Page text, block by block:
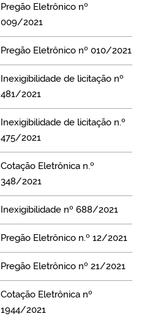
Pregão Eletrônico nº
009/2021
Pregão Eletrônico nº 010/2021
Inexigibilidade de licitação nº
481/2021
Inexigibilidade de licitação n.º
475/2021
Cotação Eletrônica n.º
348/2021
Inexigibilidade nº 688/2021
Pregão Eletrônico n.º 12/2021
Pregão Eletrônico nº 21/2021
Cotação Eletrônica nº
1944/2021